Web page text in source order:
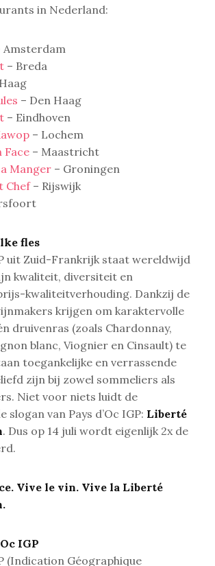
in Nederland:
– Breda
– Den Haag
– Eindhoven
– Lochem
Face– Maastricht
a Manger– Groningen
Chef– Rijswijk
fles
uit Zuid-Frankrijk staat wereldwijd
kwaliteit, diversiteit en
kwaliteitverhouding. Dankzij de
krijgen om karaktervolle
druivenras (zoals Chardonnay,
blanc, Viognier en Cinsault) te
toegankelijke en verrassende
zijn bij zowel sommeliers als
Niet voor niets luidt de
van Pays d’Oc IGP: Liberté
. Dus op 14 juli wordt eigenlijk 2x de
Vive le vin. Vive la Liberté
IGP
(Indication Géographique